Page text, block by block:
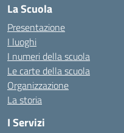
La Scuola
Presentazione
I luoghi
I numeri della scuola
Le carte della scuola
Organizzazione
La storia
I Servizi